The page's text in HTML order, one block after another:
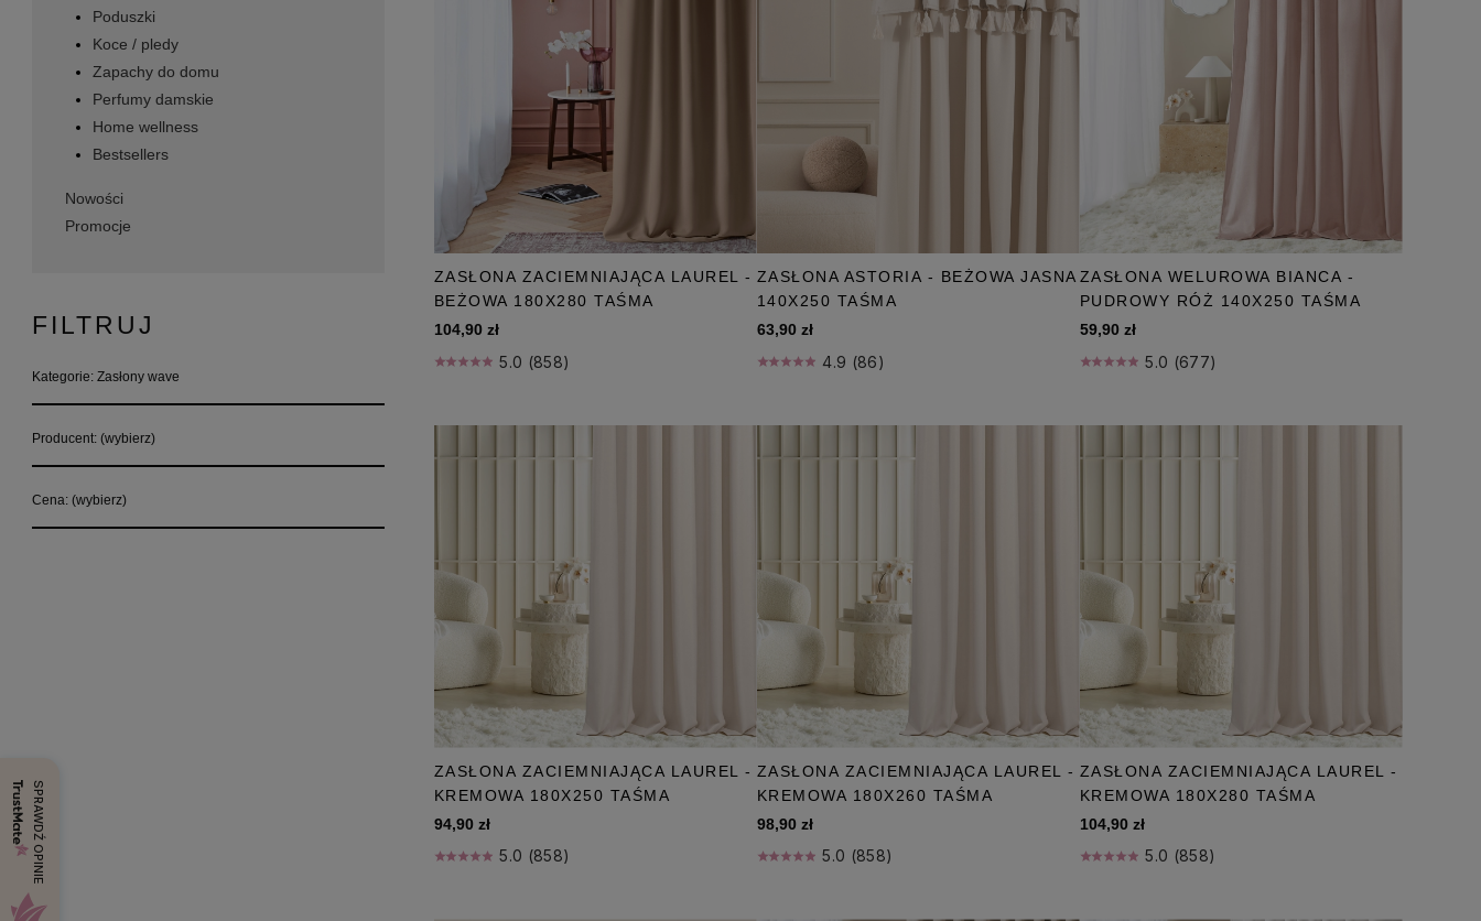
Poduszki
Koce / pledy
Zapachy do domu
Perfumy damskie
Home wellness
Bestsellers
Nowości
Promocje
FILTRUJ
Kategorie: Zasłony wave
Producent: (wybierz)
Cena: (wybierz)
ZASŁONA ZACIEMNIAJĄCA LAUREL -
BEŻOWA 180X280 TAŚMA
104,90 zł
5.0 (858)
ZASŁONA ASTORIA - BEŻOWA JASNA
140X250 TAŚMA
63,90 zł
4.9 (86)
ZASŁONA WELUROWA BIANCA -
PUDROWY RÓŻ 140X250 TAŚMA
59,90 zł
5.0 (677)
ZASŁONA ZACIEMNIAJĄCA LAUREL -
KREMOWA 180X250 TAŚMA
94,90 zł
5.0 (858)
ZASŁONA ZACIEMNIAJĄCA LAUREL -
KREMOWA 180X260 TAŚMA
98,90 zł
5.0 (858)
ZASŁONA ZACIEMNIAJĄCA LAUREL -
KREMOWA 180X280 TAŚMA
104,90 zł
5.0 (858)
SPRAWDŹ OPINIE